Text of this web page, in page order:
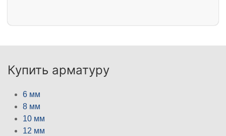
Купить арматуру
6 мм
8 мм
10 мм
12 мм